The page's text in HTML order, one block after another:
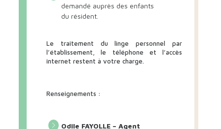
demandé auprès des enfants
du résident.
Le traitement du linge personnel par
l’établissement, le téléphone et l’accès
internet restent à votre charge.
Renseignements :
Odile FAYOLLE – Agent